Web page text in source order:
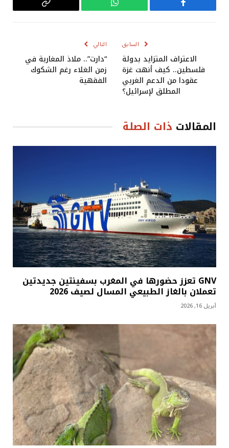
فيسبوك واتساب
Copy
السابق
الاعتراف المتزايد بدولة
فلسطين.. كيف أنهت غزة
عقودا من الدعم الغربي
المطلق لإسرائيل؟
التالي
“دارت”.. ملاذ المغاربة في
زمن الغلاء رغم الشكوك
الفقهية
المقالات ذات الصلة
GNV تعزز حضورها في المغرب بسفينتين جديدتين
تعملان بالغاز الطبيعي المسال لصيف 2026
أبريل 16, 2026